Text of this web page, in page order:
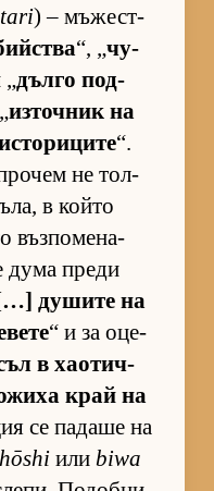
) – мъ­жес­т­
“, „чу­
„дълго под­
из­точ­ник на
“.
не тол­
в който
въз­по­ме­на­
дума преди
[…] ду­шите на
“ и за оце­
в ха­о­тич­
край на
се па­даше на
или biwa